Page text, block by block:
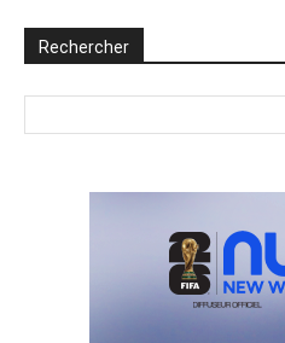
Rechercher